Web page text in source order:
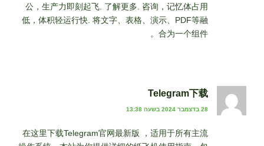
公，生产力即刻起飞. 了解更多. 咨询，记忆体占用
低，体积轻运行快. 将文字、表格、演示、PDF等融
合为一个组件。
Telegram下载
28 בדצמבר 2024 בשעה 13:38
在这里下载Telegram官网最新版 ，适用于所有主流